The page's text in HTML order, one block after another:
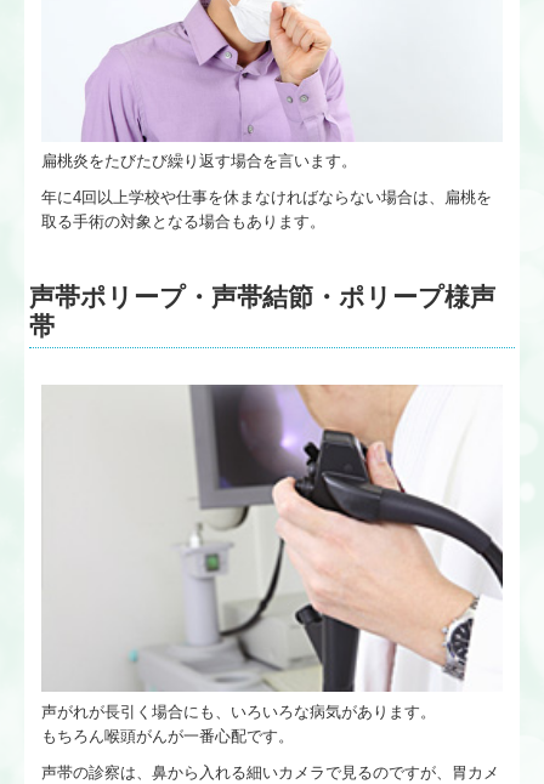
扁桃炎をたびたび繰り返す場合を言います。
年に4回以上学校や仕事を休まなければならない場合は、扁桃を
取る手術の対象となる場合もあります。
声帯ポリープ・声帯結節・ポリープ様声
帯
声がれが長引く場合にも、いろいろな病気があります。
もちろん喉頭がんが一番心配です。
声帯の診察は、鼻から入れる細いカメラで見るのですが、胃カメ